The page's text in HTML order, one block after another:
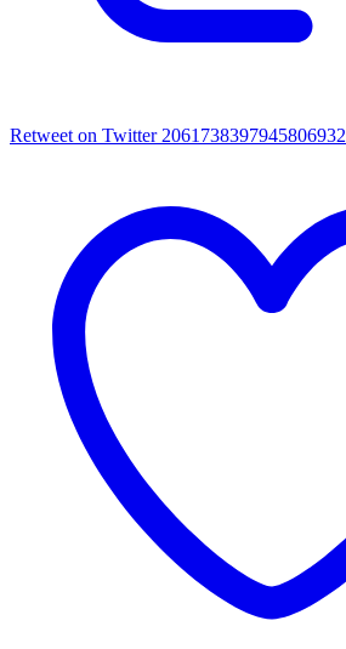
Retweet on Twitter 2061738397945806932